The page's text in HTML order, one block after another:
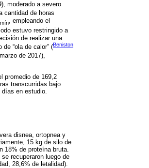
moderado a severo
cantidad de horas
mín
, empleando el
estuvo restringido a
de realizar una
“ola de calor” (Beniston
de 2017),
promedio de 169,2
transcurridas bajo
en estudio.
disnea, ortopnea y
15 kg de silo de
18% de proteína bruta.
recuperaron luego de
28,6% de letalidad).